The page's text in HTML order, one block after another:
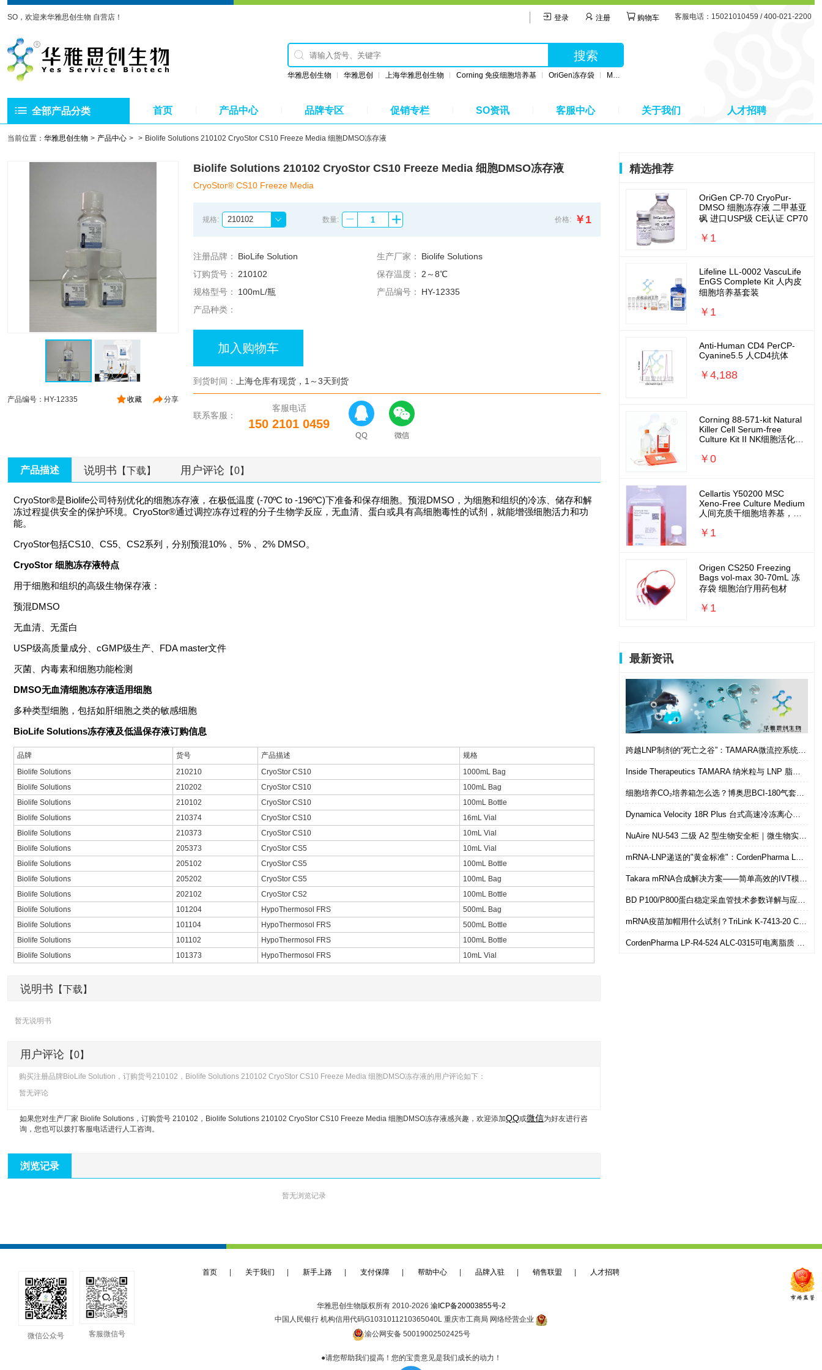
SO，欢迎来华雅思创生物 自营店！ 登录 注册 购物车 客服电话：15021010459 / 400-021-2200
搜索
华雅思创生物 华雅思创 上海华雅思创生物 Corning 免疫细胞培养基 OriGen冻存袋 MSC无血清培养基
全部产品分类 首页 产品中心 品牌专区 促销专栏 SO资讯 客服中心 关于我们 人才招聘
当前位置： 华雅思创生物 产品中心 Biolife Solutions 210102 CryoStor CS10 Freeze Media 细胞DMSO冻存液
分享
收藏
产品编号：HY-12335
Biolife Solutions 210102 CryoStor CS10 Freeze Media 细胞DMSO冻存液
CryoStor® CS10 Freeze Media
规格: 210102 数量: 价格: ￥1
注册品牌： BioLife Solution 生产厂家：
Biolife Solutions
订购货号：
210102 保存温度：
2～8℃
规格型号：
100mL/瓶 产品编号：
HY-12335
产品种类：
加入购物车
到货时间： 上海仓库有现货，1～3天到货
联系客服：
客服电话
150 2101 0459
产品描述 说明书 【下载】 用户评论 【0】
CryoStor®是Biolife公司特别优化的细胞冻存液，在极低温度 (-70ºC to -196ºC)下准备和保存细胞。预混DMSO，为细胞和组织的冷冻、储存和解
冻过程提供安全的保护环境。CryoStor®通过调控冻存过程的分子生物学反应，无血清、蛋白或具有高细胞毒性的试剂，就能增强细胞活力和功
能。
CryoStor包括CS10、CS5、CS2系列，分别预混10% 、5% 、2% DMSO。
CryoStor 细胞冻存液特点
用于细胞和组织的高级生物保存液：
预混DMSO
无血清、无蛋白
USP级高质量成分、cGMP级生产、FDA master文件
灭菌、内毒素和细胞功能检测
DMSO无血清细胞冻存液适用细胞
多种类型细胞，包括如肝细胞之类的敏感细胞
BioLife Solutions冻存液及低温保存液订购信息
品牌 货号 产品描述
规格
Biolife Solutions
210210 CryoStor CS10
1000mL Bag
Biolife Solutions
210202 CryoStor CS10
100mL Bag
Biolife Solutions
210102 CryoStor CS10
100mL Bottle
Biolife Solutions
210374 CryoStor CS10
16mL Vial
Biolife Solutions
210373 CryoStor CS10
10mL Vial
Biolife Solutions
205373 CryoStor CS5
10mL Vial
Biolife Solutions
205102 CryoStor CS5
100mL Bottle
Biolife Solutions
205202 CryoStor CS5
100mL Bag
Biolife Solutions
202102 CryoStor CS2
100mL Bottle
Biolife Solutions
101204 HypoThermosol FRS
500mL Bag
Biolife Solutions
101104 HypoThermosol FRS
500mL Bottle
Biolife Solutions
101102 HypoThermosol FRS
100mL Bottle
Biolife Solutions
101373 HypoThermosol FRS 10mL Vial
说明书 【下载】
暂无说明书
用户评论 【0】
购买注册品牌BioLife Solution，订购货号210102，Biolife Solutions 210102 CryoStor CS10 Freeze Media 细胞DMSO冻存液的用户评论如下：
暂无评论
如果您对生产厂家 Biolife Solutions，订购货号 210102， Biolife Solutions 210102 CryoStor CS10 Freeze Media 细胞DMSO冻存液感兴趣，欢迎添加QQ或微信为好友进行咨
询，您也可以拨打客服电话进行人工咨询。
浏览记录
暂无浏览记录
精选推荐
OriGen CP-70 CryoPur-
DMSO 细胞冻存液 二甲基亚
砜 进口USP级 CE认证 CP70
￥1
Lifeline LL-0002 VascuLife
EnGS Complete Kit 人内皮
细胞培养基套装
￥1
Anti-Human CD4 PerCP-
Cyanine5.5 人CD4抗体
￥4,188
Corning 88-571-kit Natural
Killer Cell Serum-free
Culture Kit II NK细胞活化扩
￥0
Cellartis Y50200 MSC
Xeno-Free Culture Medium
人间充质干细胞培养基，无
￥1
Origen CS250 Freezing
Bags vol-max 30-70mL 冻
存袋 细胞治疗用药包材
￥1
最新资讯
跨越LNP制剂的“死亡之谷”：TAMARA微流控系统如何实现从筛选到体内的无缝衔接
Inside Therapeutics TAMARA 纳米粒与 LNP 脂质纳米粒递送制剂系统 微流控 LNP 制备平台
细胞培养CO₂培养箱怎么选？博奥思BCI-180气套式培养箱 进口替代优选
Dynamica Velocity 18R Plus 台式高速冷冻离心机｜多样本通量生物分离优选设备
NuAire NU-543 二级 A2 型生物安全柜｜微生物实验室安全操作优选设备
mRNA-LNP递送的"黄金标准"：CordenPharma LP-R4-524（ALC-0315）可电离脂质技术解析
Takara mRNA合成解决方案——简单高效的IVT模板制备
BD P100/P800蛋白稳定采血管技术参数详解与应用选型指南
mRNA疫苗加帽用什么试剂？TriLink K-7413-20 CleanCap共转录加帽 华雅思创现货直发
CordenPharma LP-R4-524 ALC-0315可电离脂质 mRNA-LNP递送专用 华雅思创现货供应
首页 关于我们 新手上路 支付保障 帮助中心 品牌入驻 销售联盟 人才招聘
华雅思创生物版权所有 2010-2026 渝ICP备20003855号-2
中国人民银行 机构信用代码G1031011210365040L 重庆市工商局 网络经营企业
渝公网安备 50019002502425号
●请您帮助我们提高！您的宝贵意见是我们成长的动力！
微信公众号 客服微信号